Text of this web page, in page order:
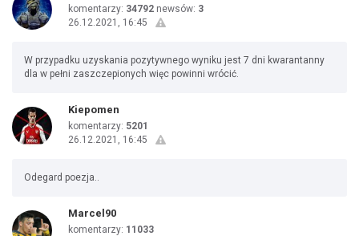
komentarzy: 34792 newsów: 3
26.12.2021, 16:45
W przypadku uzyskania pozytywnego wyniku jest 7 dni kwarantanny
dla w pełni zaszczepionych więc powinni wrócić.
Kiepomen
komentarzy: 5201
26.12.2021, 16:45
Odegard poezja..
Marcel90
komentarzy: 11033